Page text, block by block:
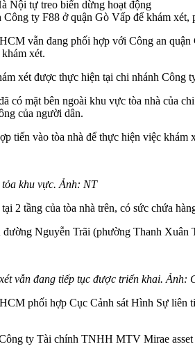
Công ty F88 ở quận Gò Vấp để khám
vẫn đang phối hợp với Công an
xét.
xét được thực hiện tại chi nhánh Công
có mặt bên ngoài khu vực tòa nhà của
của người dân.
tiến vào tòa nhà để thực hiện việc khám
khu vực. Ảnh: NT
2 tầng của tòa nhà trên, có sức chứa
Nguyễn Trãi (phường Thanh
vẫn đang tiếp tục được triển khai. Ảnh:
phối hợp Cục Cảnh sát Hình Sự liên
ty Tài chính TNHH MTV Mirae